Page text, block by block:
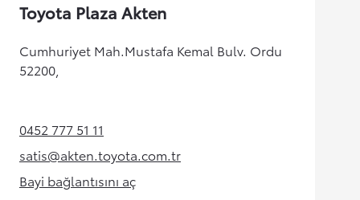
Toyota Plaza Akten
Cumhuriyet Mah.Mustafa Kemal Bulv. Ordu
52200,
0452 777 51 11(Opens in new tab)
satis@akten.toyota.com.tr
(Opens in new tab)
Bayi bağlantısını aç
(Opens in new tab)